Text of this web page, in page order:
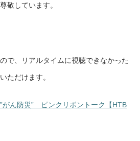
敬しています。
で、リアルタイムに視聴できなかった
ただけます。
がん防災” ピンクリボントーク【HTB